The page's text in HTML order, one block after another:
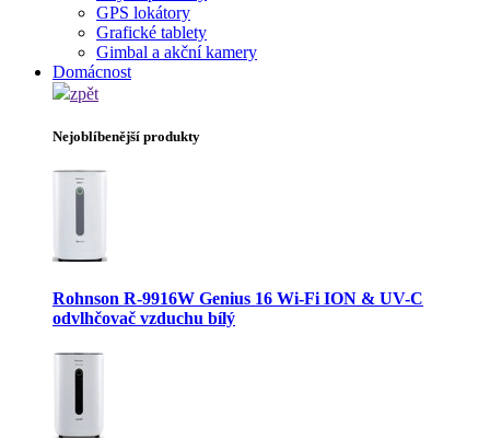
GPS lokátory
Grafické tablety
Gimbal a akční kamery
Domácnost
zpět
Nejoblíbenější produkty
Rohnson R-9916W Genius 16 Wi-Fi ION & UV-C
odvlhčovač vzduchu bílý